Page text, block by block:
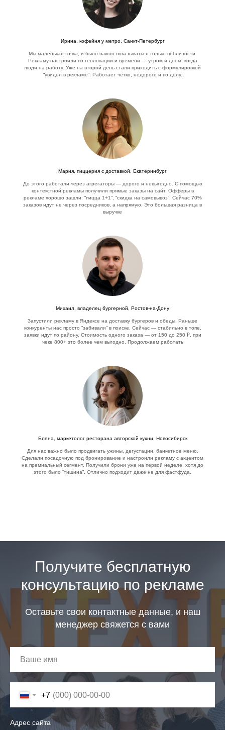
Ирина, кофейня у метро, Санкт-Петербург
Мы маленькая точка, и было важно показываться только поблизости.
Рекламу настроили по геолокации и времени — утром и днём, когда
люди на работу. Уже на второй день стали приходить с формулировкой
“увидел в рекламе”. Работает чётко, недорого и по делу.
Мария, пиццерия с доставкой, Екатеринбург
До этого работали через агрегаторы — дорого и невыгодно. С помощью
контекстной рекламы получили прямые заказы на сайт. Офферы в
рекламе хорошо зашли: “пицца 1+1”, “скидка на самовывоз”. Сейчас 70%
заказов идут не через посредников, а напрямую. Это большая разница в
выручке
Михаил, владелец бургерной, Ростов-на-Дону
Запустили рекламу в Яндексе на доставку бургеров и обеды. Раньше
конкуренты нас просто “забивали” в поиске. Сейчас — стабильно в топе,
заявки идут по району. Стоимость одного заказа — от 150 до 250 ₽, при
чеке 800+ это более чем выгодно. Продолжаем работать
Елена, маркетолог ресторана авторской кухни, Новосибирск
Для нас важно было продвигать ужины, дегустации, банкетное меню.
Сделали посадочную под бронирование и настроили рекламу с акцентом
на премиальный сегмент. Получили брони уже на первой неделе, хотя до
этого было “тишина”. Отлично подходит даже не для фастфуда.
Получите бесплатную
консультацию по рекламе
Оставьте свои контактные данные, и наш
менеджер свяжется с вами
+7
Адрес сайта